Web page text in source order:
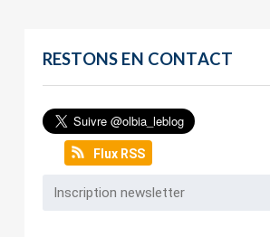
RESTONS EN CONTACT
Flux RSS